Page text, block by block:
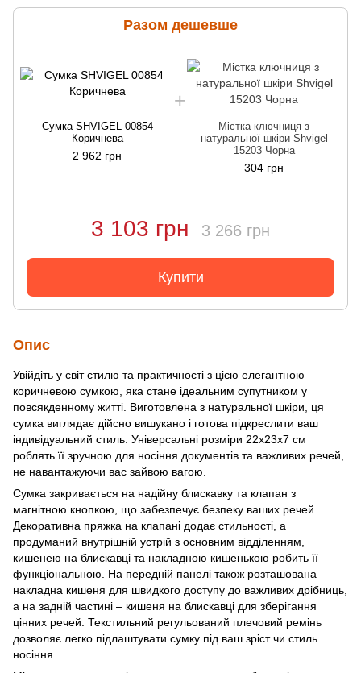
Разом дешевше
Сумка SHVIGEL 00854
Коричнева
2 962 грн
Містка ключниця з
натуральної шкіри Shvigel
15203 Чорна
304 грн
3 103 грн 3 266 грн
Купити
Опис
Увійдіть у світ стилю та практичності з цією елегантною
коричневою сумкою, яка стане ідеальним супутником у
повсякденному житті. Виготовлена з натуральної шкіри, ця
сумка виглядає дійсно вишукано і готова підкреслити ваш
індивідуальний стиль. Універсальні розміри 22х23х7 см
роблять її зручною для носіння документів та важливих речей,
не навантажуючи вас зайвою вагою.
Сумка закривається на надійну блискавку та клапан з
магнітною кнопкою, що забезпечує безпеку ваших речей.
Декоративна пряжка на клапані додає стильності, а
продуманий внутрішній устрій з основним відділенням,
кишенею на блискавці та накладною кишенькою робить її
функціональною. На передній панелі також розташована
накладна кишеня для швидкого доступу до важливих дрібниць,
а на задній частині – кишеня на блискавці для зберігання
цінних речей. Текстильний регульований плечовий ремінь
дозволяє легко підлаштувати сумку під ваш зріст чи стиль
носіння.